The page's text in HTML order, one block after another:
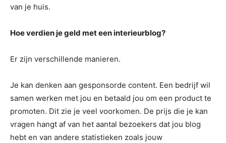
van je huis.
Hoe verdien je geld met een interieurblog?
Er zijn verschillende manieren.
Je kan denken aan gesponsorde content. Een bedrijf wil
samen werken met jou en betaald jou om een product te
promoten. Dit zie je veel voorkomen. De prijs die je kan
vragen hangt af van het aantal bezoekers dat jou blog
hebt en van andere statistieken zoals jouw